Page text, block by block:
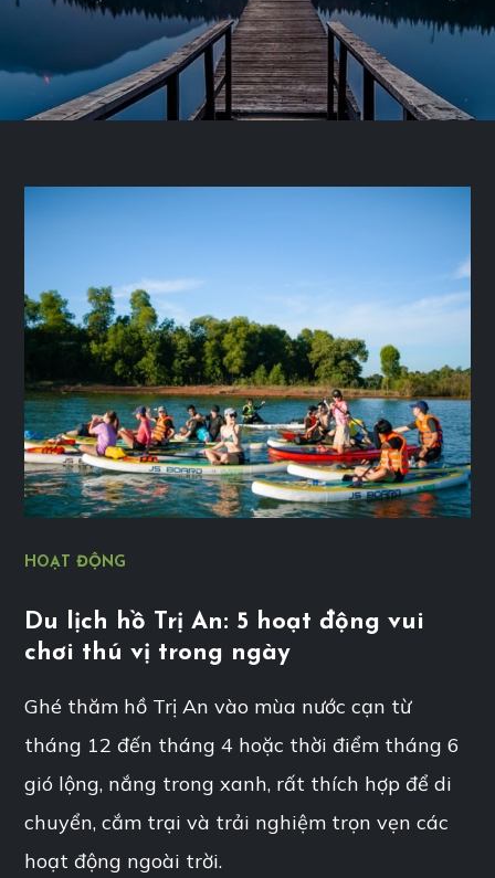
HOẠT ĐỘNG
Du lịch hồ Trị An: 5 hoạt động vui
chơi thú vị trong ngày
Ghé thăm hồ Trị An vào mùa nước cạn từ
tháng 12 đến tháng 4 hoặc thời điểm tháng 6
gió lộng, nắng trong xanh, rất thích hợp để di
chuyển, cắm trại và trải nghiệm trọn vẹn các
hoạt động ngoài trời.